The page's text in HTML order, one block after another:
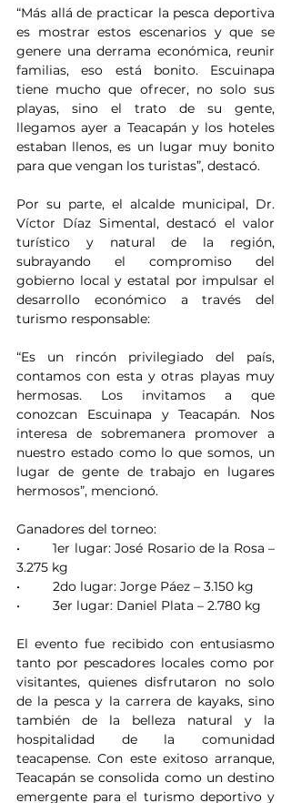
“Más allá de practicar la pesca deportiva
es mostrar estos escenarios y que se
genere una derrama económica, reunir
familias, eso está bonito. Escuinapa
tiene mucho que ofrecer, no solo sus
playas, sino el trato de su gente,
llegamos ayer a Teacapán y los hoteles
estaban llenos, es un lugar muy bonito
para que vengan los turistas”, destacó.
Por su parte, el alcalde municipal, Dr.
Víctor Díaz Simental, destacó el valor
turístico y natural de la región,
subrayando el compromiso del
gobierno local y estatal por impulsar el
desarrollo económico a través del
turismo responsable:
“Es un rincón privilegiado del país,
contamos con esta y otras playas muy
hermosas. Los invitamos a que
conozcan Escuinapa y Teacapán. Nos
interesa de sobremanera promover a
nuestro estado como lo que somos, un
lugar de gente de trabajo en lugares
hermosos”, mencionó.
Ganadores del torneo:
•	1er lugar: José Rosario de la Rosa –
3.275 kg
•	2do lugar: Jorge Páez – 3.150 kg
•	3er lugar: Daniel Plata – 2.780 kg
El evento fue recibido con entusiasmo
tanto por pescadores locales como por
visitantes, quienes disfrutaron no solo
de la pesca y la carrera de kayaks, sino
también de la belleza natural y la
hospitalidad de la comunidad
teacapense. Con este exitoso arranque,
Teacapán se consolida como un destino
emergente para el turismo deportivo y